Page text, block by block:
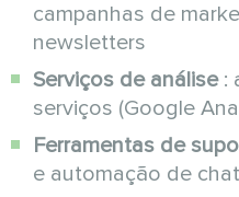
campanhas de
newsletters
Serviços de análise:
serviços (Google
Ferramentas de
e automação de chat